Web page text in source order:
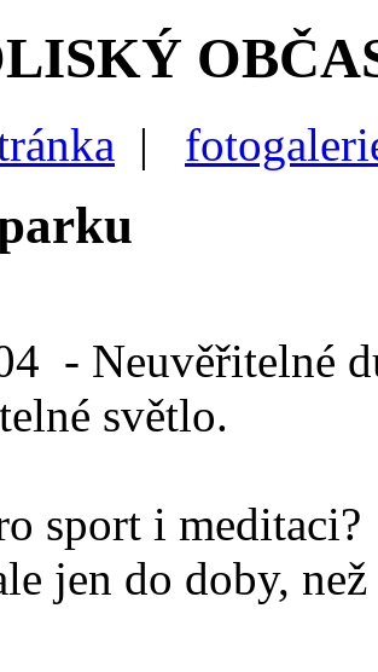
|
- Neuvěřitelné
světlo.
sport i meditaci?
jen do doby,